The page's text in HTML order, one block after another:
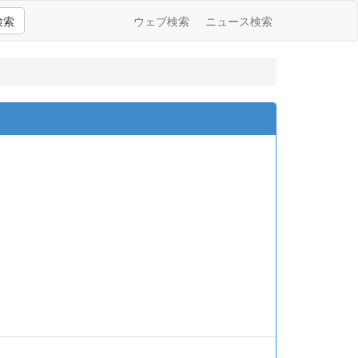
索 ウェブ検索 ニュース検索